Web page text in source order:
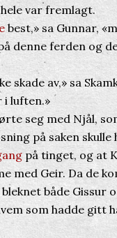
var fremlagt.
best,» sa Gunnar,
denne ferden og
skade av,» sa
i luften.»
seg med Njål,
på saken skulle
på tinget, og at
med Geir. Da de
både Gissur
som hadde gitt